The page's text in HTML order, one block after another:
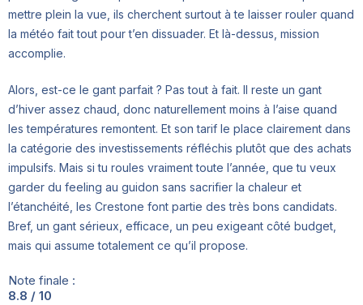
mettre plein la vue, ils cherchent surtout à te laisser rouler quand
la météo fait tout pour t’en dissuader. Et là-dessus, mission
accomplie.
Alors, est-ce le gant parfait ? Pas tout à fait. Il reste un gant
d’hiver assez chaud, donc naturellement moins à l’aise quand
les températures remontent. Et son tarif le place clairement dans
la catégorie des investissements réfléchis plutôt que des achats
impulsifs. Mais si tu roules vraiment toute l’année, que tu veux
garder du feeling au guidon sans sacrifier la chaleur et
l’étanchéité, les Crestone font partie des très bons candidats.
Bref, un gant sérieux, efficace, un peu exigeant côté budget,
mais qui assume totalement ce qu’il propose.
Note finale :
8.8 / 10